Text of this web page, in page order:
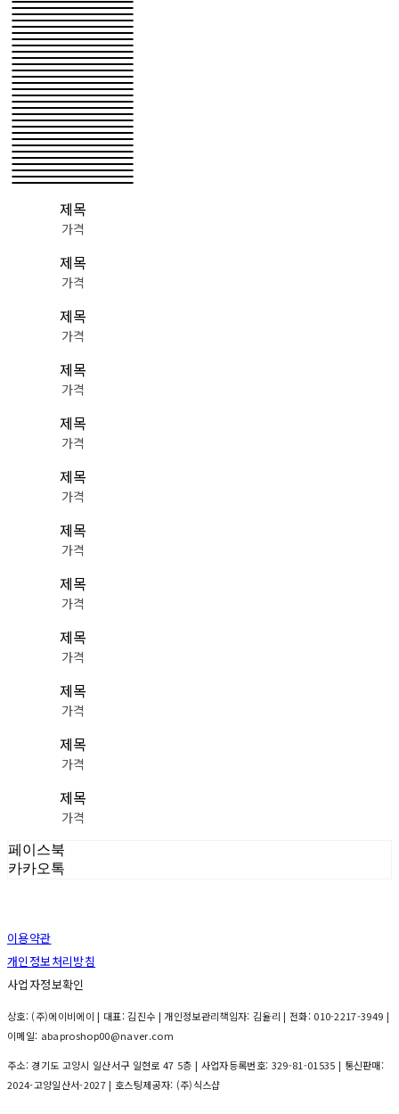
제목
가격
제목
가격
제목
가격
제목
가격
제목
가격
제목
가격
제목
가격
제목
가격
제목
가격
제목
가격
제목
가격
제목
가격
페이스북
카카오톡
이용약관
개인정보처리방침
사업자정보확인
상호: (주)에이비에이 | 대표: 김진수 | 개인정보관리책임자: 김율리 | 전화: 010-2217-3949 |
이메일: abaproshop00@naver.com
주소: 경기도 고양시 일산서구 일현로 47 5층 | 사업자등록번호: 329-81-01535 | 통신판매:
2024-고양일산서-2027| 호스팅제공자: (주)식스샵